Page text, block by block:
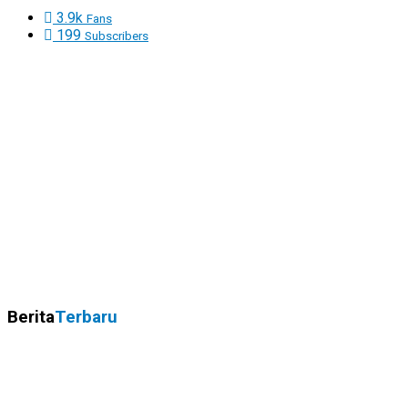
3.9k Fans
199 Subscribers
BeritaTerbaru